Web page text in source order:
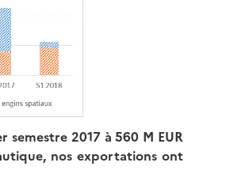
semestre 2017 à 560 M EUR
nos exportations ont